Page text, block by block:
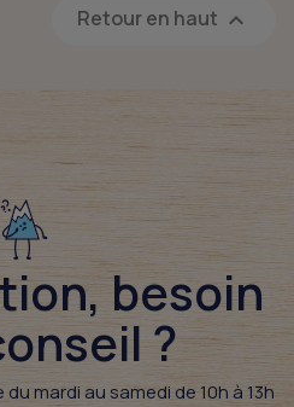
Retour en haut 
besoin
?​
mardi au samedi de 10h à 13h